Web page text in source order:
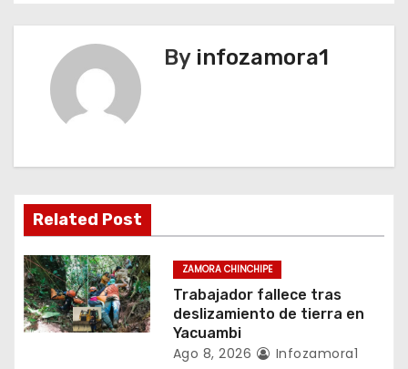
e
i
ó
n
d
e
By infozamora1
Related Post
ZAMORA CHINCHIPE
Trabajador fallece tras
deslizamiento de tierra en
Yacuambi
Ago 8, 2026 Infozamora1